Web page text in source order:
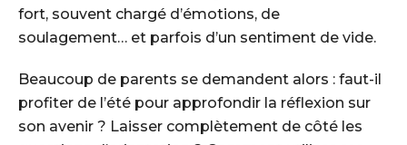
fort, souvent chargé d’émotions, de
soulagement… et parfois d’un sentiment de vide.
Beaucoup de parents se demandent alors : faut-il
profiter de l’été pour approfondir la réflexion sur
son avenir ? Laisser complètement de côté les